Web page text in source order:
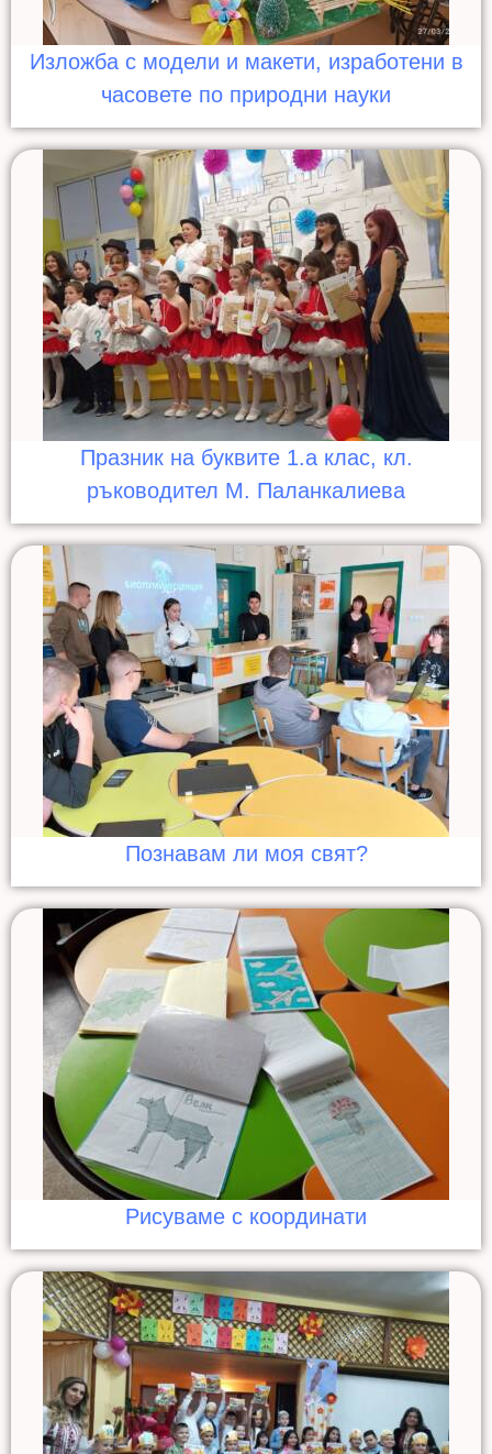
Изложба с модели и макети, изработени в
часовете по природни науки
Празник на буквите 1.а клас, кл.
ръководител М. Паланкалиева
Познавам ли моя свят?
Рисуваме с координати